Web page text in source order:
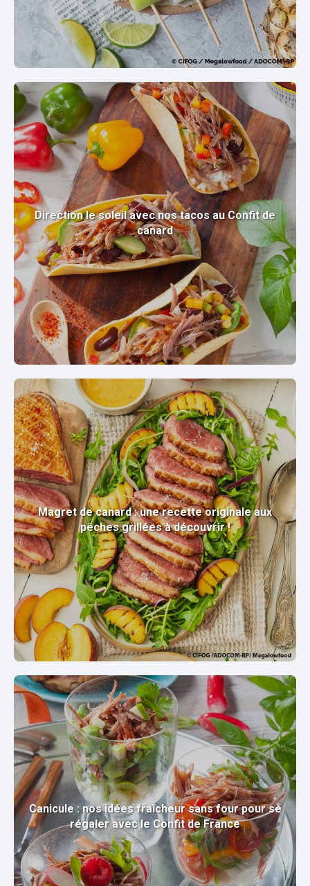
Direction le soleil avec nos tacos au Confit de
canard
Magret de canard : une recette originale aux
pêches grillées à découvrir !
Canicule : nos idées fraîcheur sans four pour se
régaler avec le Confit de France